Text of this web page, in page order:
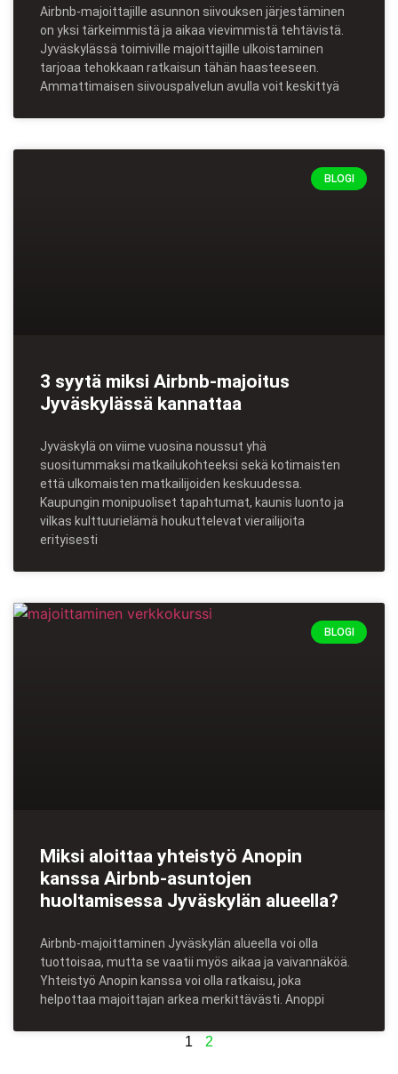
Airbnb-majoittajille asunnon siivouksen järjestäminen
on yksi tärkeimmistä ja aikaa vievimmistä tehtävistä.
Jyväskylässä toimiville majoittajille ulkoistaminen
tarjoaa tehokkaan ratkaisun tähän haasteeseen.
Ammattimaisen siivouspalvelun avulla voit keskittyä
BLOGI
3 syytä miksi Airbnb-majoitus
Jyväskylässä kannattaa
Jyväskylä on viime vuosina noussut yhä
suositummaksi matkailukohteeksi sekä kotimaisten
että ulkomaisten matkailijoiden keskuudessa.
Kaupungin monipuoliset tapahtumat, kaunis luonto ja
vilkas kulttuurielämä houkuttelevat vierailijoita
erityisesti
BLOGI
Miksi aloittaa yhteistyö Anopin
kanssa Airbnb-asuntojen
huoltamisessa Jyväskylän alueella?
Airbnb-majoittaminen Jyväskylän alueella voi olla
tuottoisaa, mutta se vaatii myös aikaa ja vaivannäköä.
Yhteistyö Anopin kanssa voi olla ratkaisu, joka
helpottaa majoittajan arkea merkittävästi. Anoppi
1 2